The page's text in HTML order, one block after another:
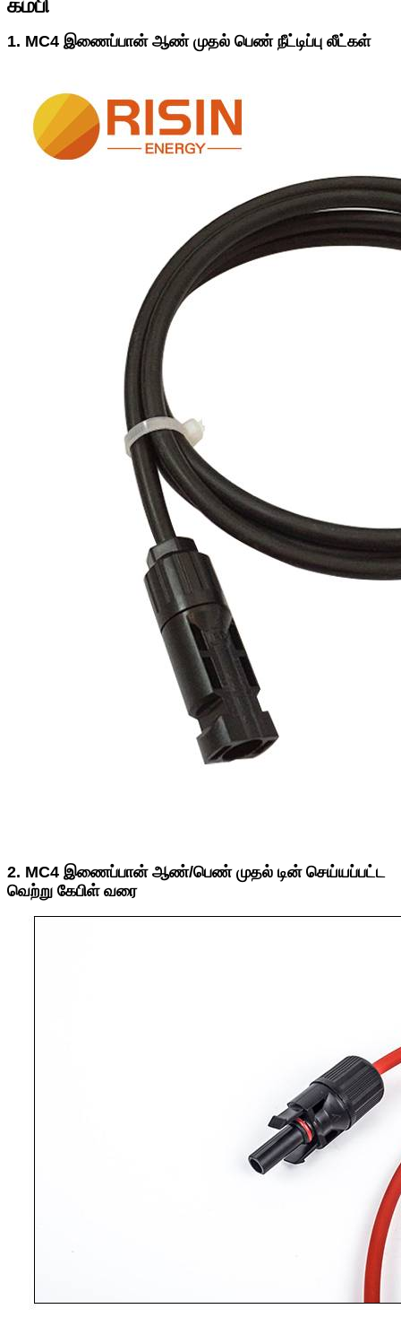
கம்பி
1. MC4 இணைப்பான் ஆண் முதல் பெண் நீட்டிப்பு லீட்கள்
2. MC4 இணைப்பான் ஆண்/பெண் முதல் டின் செய்யப்பட்ட
வெற்று கேபிள் வரை